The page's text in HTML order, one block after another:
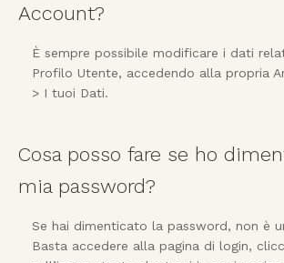
Account?
È sempre possibile modificare i dati
Profilo Utente, accedendo alla propria
> I tuoi Dati.
Cosa posso fare se ho
mia password?
Se hai dimenticato la password, non è
Basta accedere alla pagina di login,